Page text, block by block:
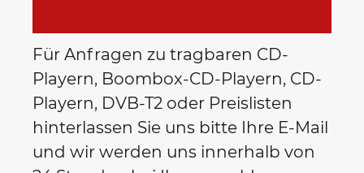
Für Anfragen zu tragbaren CD-
Playern, Boombox-CD-Playern, CD-
Playern, DVB-T2 oder Preislisten
hinterlassen Sie uns bitte Ihre E-Mail
und wir werden uns innerhalb von